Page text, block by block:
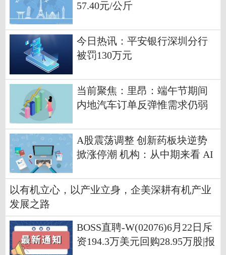
57.40元/公斤
今日热讯：平安银行深圳分行
被罚130万元
当前聚焦：里昂：端午节期间
内地汽车订单反弹惟需求仍弱
A股震荡调整 创新药板块逆势
掀涨停潮 机构：从中期来看 AI
以有机立心，以产业立身，企美深耕有机产业
发展之路
BOSS直聘-W(02076)6月22日斥
资194.3万美元回购28.95万股|报